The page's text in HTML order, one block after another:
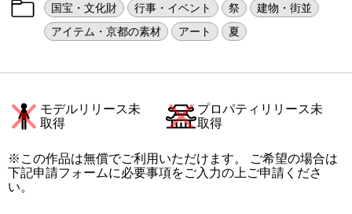
国宝・文化財 行事・イベント 祭
建物・街並
アイテム・京都の素材
アート 夏
モデルリリース未
取得
プロパティリリース未
取得
※この作品は無償でご利用いただけます。 ご希望の場合は
下記申請フォームに必要事項をご入力の上ご申請くださ
い。